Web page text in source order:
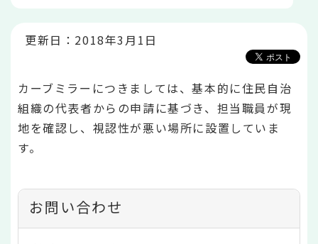
更新日：2018年3月1日
カーブミラーにつきましては、基本的に住民自治
組織の代表者からの申請に基づき、担当職員が現
地を確認し、視認性が悪い場所に設置していま
す。
お問い合わせ